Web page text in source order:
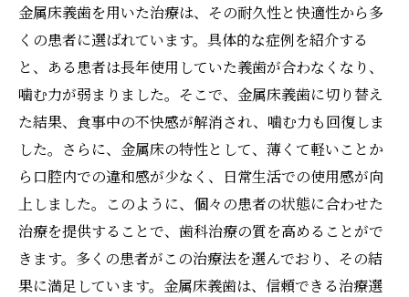
金属床義歯を用いた治療は、その耐久性と快適性から多
くの患者に選ばれています。具体的な症例を紹介する
と、ある患者は長年使用していた義歯が合わなくなり、
噛む力が弱まりました。そこで、金属床義歯に切り替え
た結果、食事中の不快感が解消され、噛む力も回復しま
した。さらに、金属床の特性として、薄くて軽いことか
ら口腔内での違和感が少なく、日常生活での使用感が向
上しました。このように、個々の患者の状態に合わせた
治療を提供することで、歯科治療の質を高めることがで
きます。多くの患者がこの治療法を選んでおり、その結
果に満足しています。金属床義歯は、信頼できる治療選